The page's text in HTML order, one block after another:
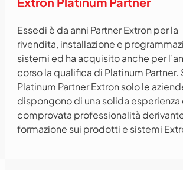
Essedi è da anni Partner Extron per la
rivendita, installazione e
sistemi ed ha acquisito anche per
corso la qualifica di Platinum Partner.
Platinum Partner Extron solo le
dispongono di una solida esperienza
comprovata professionalità
formazione sui prodotti e sistemi